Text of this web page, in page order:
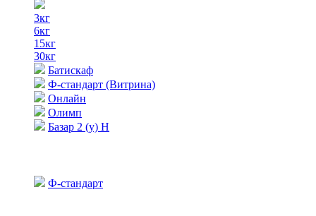
3кг
6кг
15кг
30кг
Батискаф
Ф-стандарт (Витрина)
Онлайн
Олимп
Базар 2 (у) Н
Ф-стандарт